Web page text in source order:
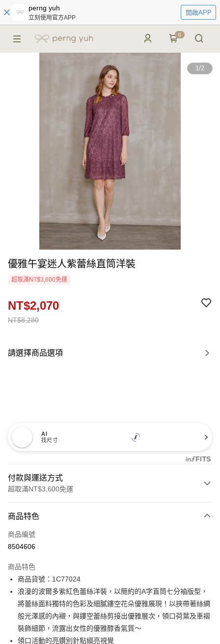
perng yuh
立刻使用官方APP
開啟APP
0
1/2
優雅午宴迷人紫蕾絲直筒洋裝
超取滿NT$3,600免運
NT$8,280
NT$2,070
請選擇商品選項
AI
找尺寸
付款與運送方式
超取滿NT$3,600免運
信用卡一次付款
信用卡分期付款
合作金庫商業銀行
華南商業銀行
上海商業儲蓄銀行
台北富邦商業銀行
國泰世華商業銀行
兆豐國際商業銀行
臺灣中小企業銀行
台中商業銀行
匯豐（台灣）商業銀行
華泰商業銀行
聯邦商業銀行
遠東國際商業銀行
LINE Pay
Apple Pay
街口支付
AFTEE先享後付
相關說明
商品特色
商品編號
8504606
商品特色
商品貨號：1C77024
浪漫的波爾多紫紅色蕾絲洋裝，以簡約的A字直筒七分袖版型，
將蕾絲面料獨特的色彩及細膩鏤空花朵優雅展現！以挾帶著絲綢
般光澤感的內襯，與鏤空蕾絲剪接出優雅層次，領口荷葉及車褶
裝飾細節，流露出女性的優雅醇香氣質～
領口活動的亮鑽別針點綴亮視覺